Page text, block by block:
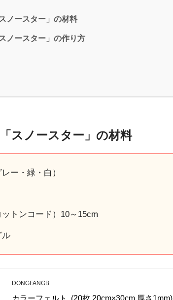
ノースター」の材料
ノースター」の作り方
スノースター」の材料
ー・緑・白）
トンコード）10～15cm
ル
DONGFANGB
カラーフェルト  (20枚 20cm×30cm 厚さ1mm)